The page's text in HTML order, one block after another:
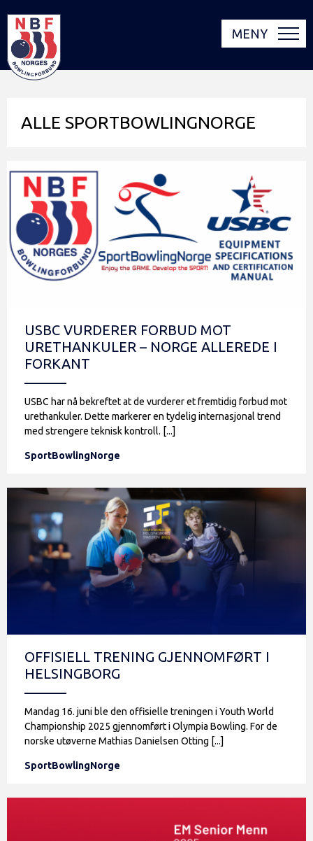
MENY
ALLE SPORTBOWLINGNORGE
SportBowlingNorge
USBC VURDERER FORBUD MOT
URETHANKULER – NORGE ALLEREDE I
FORKANT
USBC har nå bekreftet at de vurderer et fremtidig forbud mot
urethankuler. Dette markerer en tydelig internasjonal trend
med strengere teknisk kontroll. [...]
SportBowlingNorge
OFFISIELL TRENING GJENNOMFØRT I
HELSINGBORG
Mandag 16. juni ble den offisielle treningen i Youth World
Championship 2025 gjennomført i Olympia Bowling. For de
norske utøverne Mathias Danielsen Otting [...]